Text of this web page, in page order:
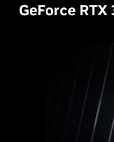
GeForce RTX